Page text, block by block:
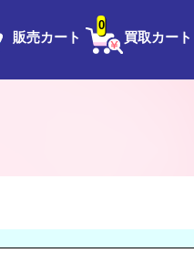
販売カート 買取カート
0